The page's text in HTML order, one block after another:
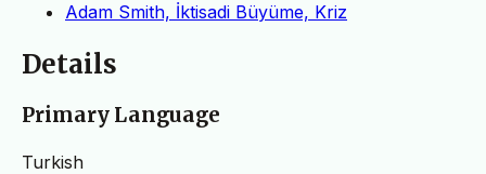
Adam Smith, İktisadi Büyüme, Kriz
Details
Primary Language
Turkish